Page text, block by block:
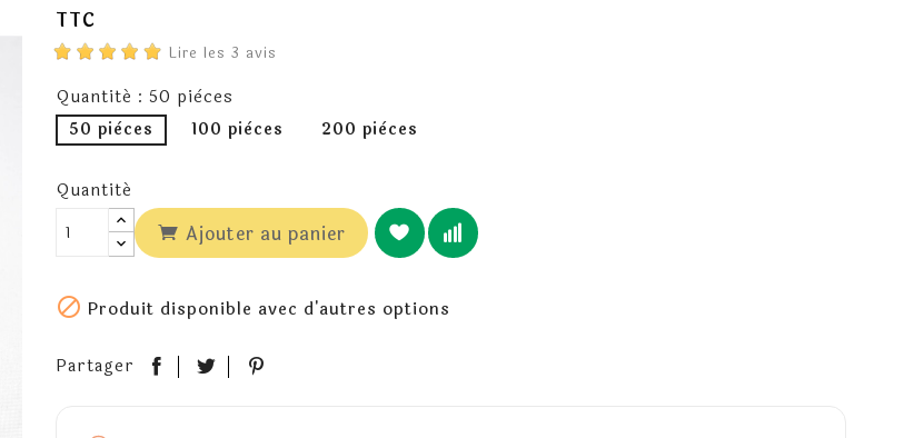
TTC
Lire les 3 avis
Quantité : 50 pièces
50 pièces 100 pièces 200 pièces
Quantité
Ajouter au panier
 Produit disponible avec d'autres options
Partager